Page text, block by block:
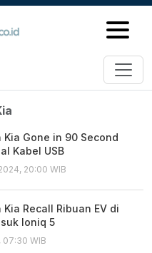
Kia Gone in 90 Second
Kabel USB
20:00 WIB
Recall Ribuan EV di
Ioniq 5
07:30 WIB